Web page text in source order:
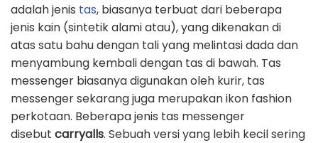
adalah jenis tas, biasanya terbuat dari beberapa
jenis kain (sintetik alami atau), yang dikenakan di
atas satu bahu dengan tali yang melintasi dada dan
menyambung kembali dengan tas di bawah. Tas
messenger biasanya digunakan oleh kurir, tas
messenger sekarang juga merupakan ikon fashion
perkotaan. Beberapa jenis tas messenger
disebut carryalls. Sebuah versi yang lebih kecil sering